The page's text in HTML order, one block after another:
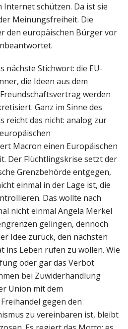
Internet schützen. Da ist sie
Meinungsfreiheit. Die
den europäischen Bürger vor
nächste Stichwort: die EU-
die Ideen aus dem
werden
Ganz im Sinne des
reicht das nicht: analog zur
Macron einen Europäischen
Der Flüchtlingskrise setzt der
Grenzbehörde entgegen,
einmal in der Lage ist, die
Das wollte nach
nicht einmal Angela Merkel
gelingen, dennoch
Idee zurück, den nächsten
ins Leben rufen zu wollen. Wie
oder gar das Verbot
bei Zuwiderhandlung
Union mit dem
gegen den
zu vereinbaren ist, bleibt